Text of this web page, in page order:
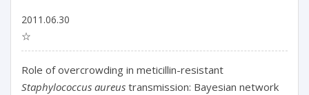
2011.06.30
☆
Role of overcrowding in meticillin-resistant
Staphylococcus aureus transmission: Bayesian network